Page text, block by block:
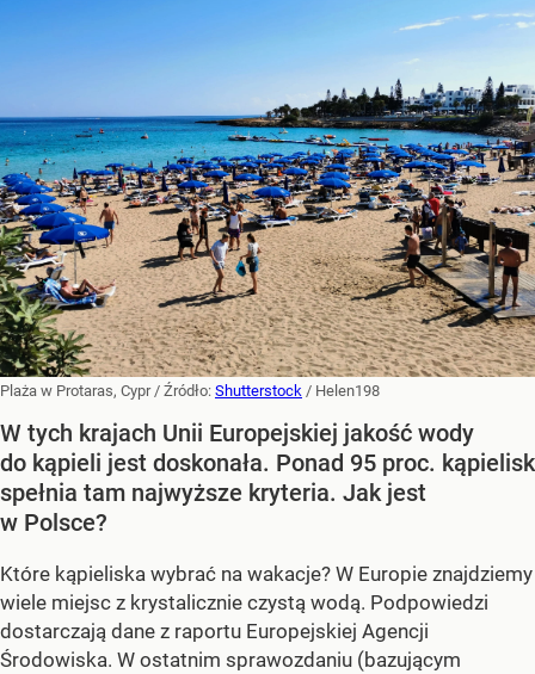
Plaża w Protaras, Cypr / Źródło: Shutterstock / Helen198
W tych krajach Unii Europejskiej jakość wody
do kąpieli jest doskonała. Ponad 95 proc. kąpielisk
spełnia tam najwyższe kryteria. Jak jest
w Polsce?
Które kąpieliska wybrać na wakacje? W Europie znajdziemy
wiele miejsc z krystalicznie czystą wodą. Podpowiedzi
dostarczają dane z raportu Europejskiej Agencji
Środowiska. W ostatnim sprawozdaniu (bazującym